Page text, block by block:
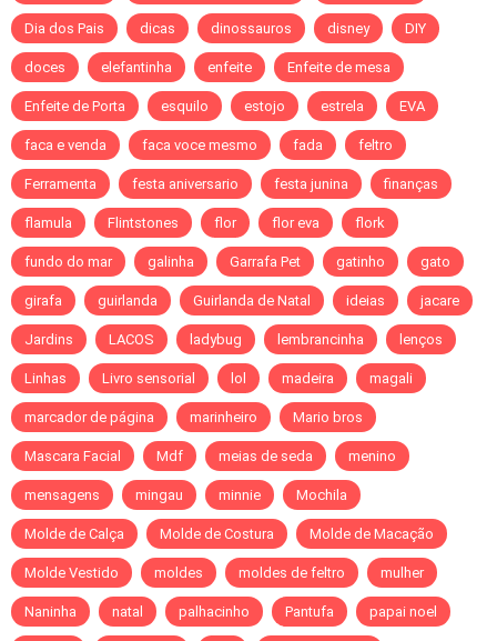
Dia dos Pais dicas dinossauros disney DIY
doces elefantinha enfeite Enfeite de mesa
Enfeite de Porta esquilo estojo estrela EVA
faca e venda faca voce mesmo fada feltro
Ferramenta festa aniversario festa junina finanças
flamula Flintstones flor flor eva flork
fundo do mar galinha Garrafa Pet gatinho gato
girafa guirlanda Guirlanda de Natal ideias jacare
Jardins LACOS ladybug lembrancinha lenços
Linhas Livro sensorial lol madeira magali
marcador de página marinheiro Mario bros
Mascara Facial Mdf meias de seda menino
mensagens mingau minnie Mochila
Molde de Calça Molde de Costura Molde de Macação
Molde Vestido moldes moldes de feltro mulher
Naninha natal palhacinho Pantufa papai noel